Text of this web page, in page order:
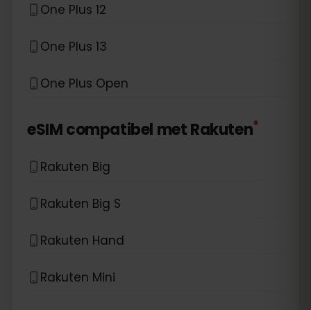
One Plus 12
One Plus 13
One Plus Open
eSIM compatibel metRakuten*
Rakuten Big
Rakuten Big S
Rakuten Hand
Rakuten Mini